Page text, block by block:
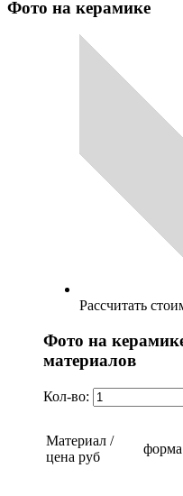
Фото на керамике
Рассчитать
Фото на
материалов
Кол-во:
Материал /
цена руб
форма